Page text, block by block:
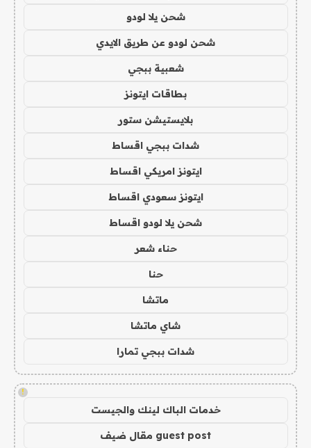
شحن يلا لودو
شحن لودو عن طريق الايدي
شعبية ببجي
بطاقات ايتونز
بلايستيشن ستور
شدات ببجي اقساط
ايتونز امريكي اقساط
ايتونز سعودي اقساط
شحن يلا لودو اقساط
حناء شعر
حنا
ماتشا
شاي ماتشا
شدات ببجي تمارا
!
خدمات الباك لينك والجيست
guest post مقال ضيف